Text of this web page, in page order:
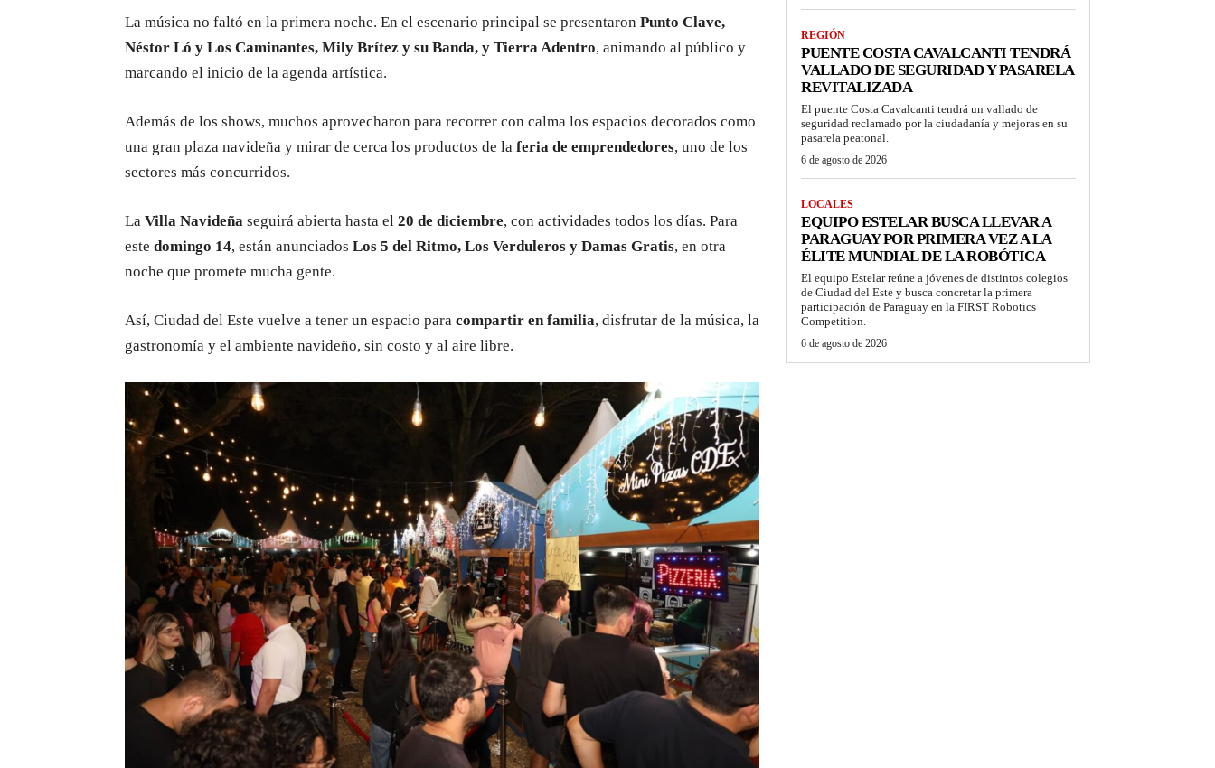
La música no faltó en la primera noche. En el escenario principal se presentaron Punto Clave,
Néstor Ló y Los Caminantes, Mily Brítez y su Banda, y Tierra Adentro, animando al público y
marcando el inicio de la agenda artística.
Además de los shows, muchos aprovecharon para recorrer con calma los espacios decorados como
una gran plaza navideña y mirar de cerca los productos de la feria de emprendedores, uno de los
sectores más concurridos.
La Villa Navideña seguirá abierta hasta el 20 de diciembre, con actividades todos los días. Para
este domingo 14, están anunciados Los 5 del Ritmo, Los Verduleros y Damas Gratis, en otra
noche que promete mucha gente.
Así, Ciudad del Este vuelve a tener un espacio para compartir en familia, disfrutar de la música, la
gastronomía y el ambiente navideño, sin costo y al aire libre.
REGIÓN
PUENTE COSTA CAVALCANTI TENDRÁ
VALLADO DE SEGURIDAD Y PASARELA
REVITALIZADA
El puente Costa Cavalcanti tendrá un vallado de
seguridad reclamado por la ciudadanía y mejoras en su
pasarela peatonal.
6 de agosto de 2026
LOCALES
EQUIPO ESTELAR BUSCA LLEVAR A
PARAGUAY POR PRIMERA VEZ A LA
ÉLITE MUNDIAL DE LA ROBÓTICA
El equipo Estelar reúne a jóvenes de distintos colegios
de Ciudad del Este y busca concretar la primera
participación de Paraguay en la FIRST Robotics
Competition.
6 de agosto de 2026